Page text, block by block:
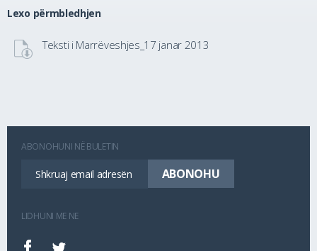
Lexo përmbledhjen
Teksti i Marrëveshjes_17 janar 2013
ABONOHUNI NË BULETIN
LIDHUNI ME NE